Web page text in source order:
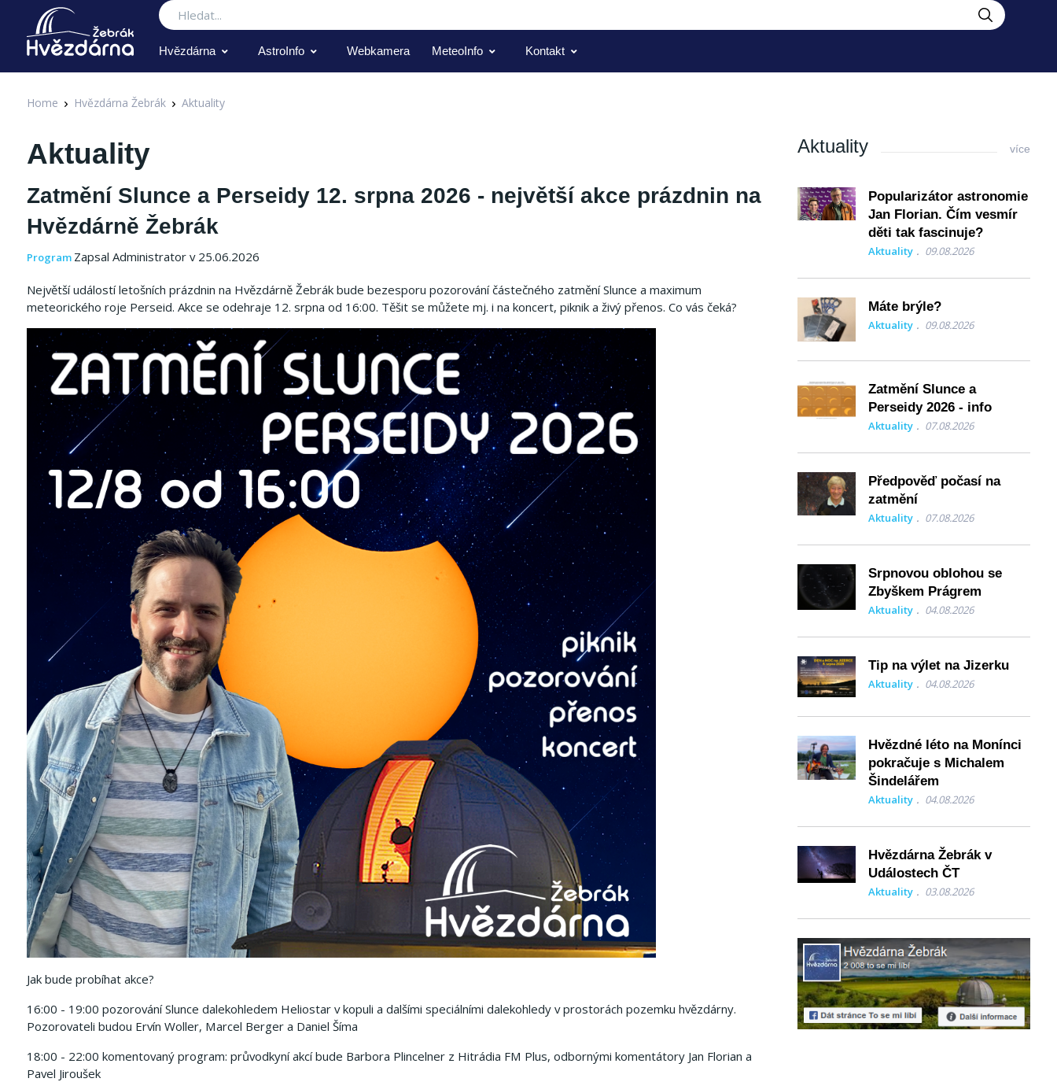
Hledat
Hvězdárna AstroInfo Webkamera MeteoInfo Kontakt
Home Hvězdárna Žebrák Aktuality
Aktuality
Zatmění Slunce a Perseidy 12. srpna 2026 - největší akce prázdnin na
Hvězdárně Žebrák
Program Zapsal Administrator v 25.06.2026
Největší událostí letošních prázdnin na Hvězdárně Žebrák bude bezesporu pozorování částečného zatmění Slunce a maximum
meteorického roje Perseid. Akce se odehraje 12. srpna od 16:00. Těšit se můžete mj. i na koncert, piknik a živý přenos. Co vás čeká?
Jak bude probíhat akce?
16:00 - 19:00 pozorování Slunce dalekohledem Heliostar v kopuli a dalšími speciálními dalekohledy v prostorách pozemku hvězdárny.
Pozorovateli budou Ervín Woller, Marcel Berger a Daniel Šíma
18:00 - 22:00 komentovaný program: průvodkyní akcí bude Barbora Plincelner z Hitrádia FM Plus, odbornými komentátory Jan Florian a
Pavel Jiroušek
Aktuality více
Popularizátor astronomie
Jan Florian. Čím vesmír
děti tak fascinuje?
Aktuality 09.08.2026
Máte brýle?
Aktuality 09.08.2026
Zatmění Slunce a
Perseidy 2026 - info
Aktuality 07.08.2026
Předpověď počasí na
zatmění
Aktuality 07.08.2026
Srpnovou oblohou se
Zbyškem Prágrem
Aktuality 04.08.2026
Tip na výlet na Jizerku
Aktuality 04.08.2026
Hvězdné léto na Monínci
pokračuje s Michalem
Šindelářem
Aktuality 04.08.2026
Hvězdárna Žebrák v
Událostech ČT
Aktuality 03.08.2026